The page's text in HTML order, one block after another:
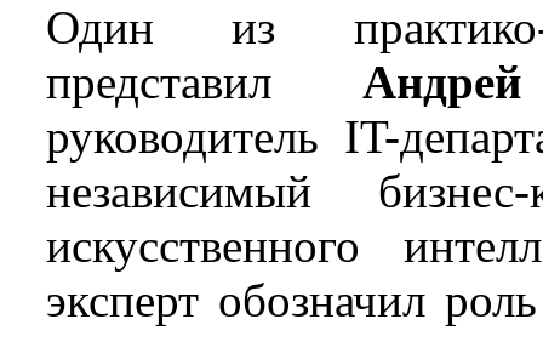
Один из практико-
представил
руководитель IT-
независимый
искусственного
эксперт обозначил